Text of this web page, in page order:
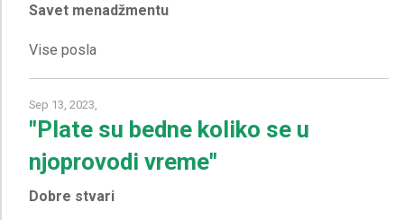
Savet menadžmentu
Sep 13, 2023,
"Plate su bedne koliko se u
njoprovodi vreme"
Dobre stvari